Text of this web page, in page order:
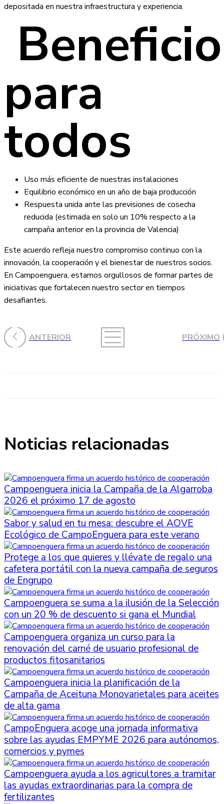
depositada en nuestra infraestructura y experiencia.
para
todos
Uso más eficiente de nuestras instalaciones
Equilibrio económico en un año de baja producción
Respuesta unida ante las previsiones de cosecha
reducida (estimada en solo un 10% respecto a la
campaña anterior en la provincia de Valencia)
Este acuerdo refleja nuestro compromiso continuo con la
innovación, la cooperación y el bienestar de nuestros socios.
En Campoenguera, estamos orgullosos de formar partes de
iniciativas que fortalecen nuestro sector en tiempos
desafiantes.
ANTERIOR PRÓXIMO
Noticias relacionadas
Campoenguera inicia la Campaña de la Algarroba
2026 el próximo 17 de agosto
Sabor y salud en tu mesa: descubre el AOVE
Ecológico de CampoEnguera para este verano
Protege a los que quieres y llévate de regalo una
cafetera portátil con la nueva campaña de seguros
de Engrupo
Campoenguera se suma a la ilusión de la Selección
con un 20 % de descuento si gana el Mundial
Campoenguera organiza un curso para la
renovación del carné de usuario profesional de
productos fitosanitarios
Campoenguera inicia la planificación de la
Campaña de Aceituna Monovarietales para aceites
de alta gama
CampoEnguera acoge una jornada informativa
sobre las ayudas EMPYME 2026 para autónomos,
comercios y pymes
Campoenguera ayuda a los agricultores a tramitar
las ayudas extraordinarias para la compra de
fertilizantes